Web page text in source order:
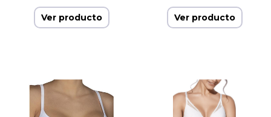
Ver producto Ver producto